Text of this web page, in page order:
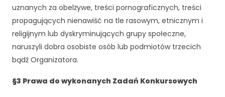
uznanych za obelżywe, treści pornograficznych, treści
propagujących nienawiść na tle rasowym, etnicznym i
religijnym lub dyskryminujących grupy społeczne,
naruszyli dobra osobiste osób lub podmiotów trzecich
bądź Organizatora.
§3 Prawa do wykonanych Zadań Konkursowych